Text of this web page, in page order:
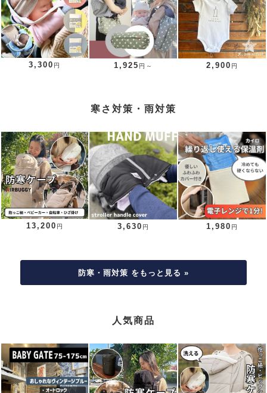
3,300 円 1,925 円～ 2,900 円
寒さ対策・雨対策
13,200 円 3,630 円 1,980 円
防寒・雨対策 をもっと見る »
人気商品